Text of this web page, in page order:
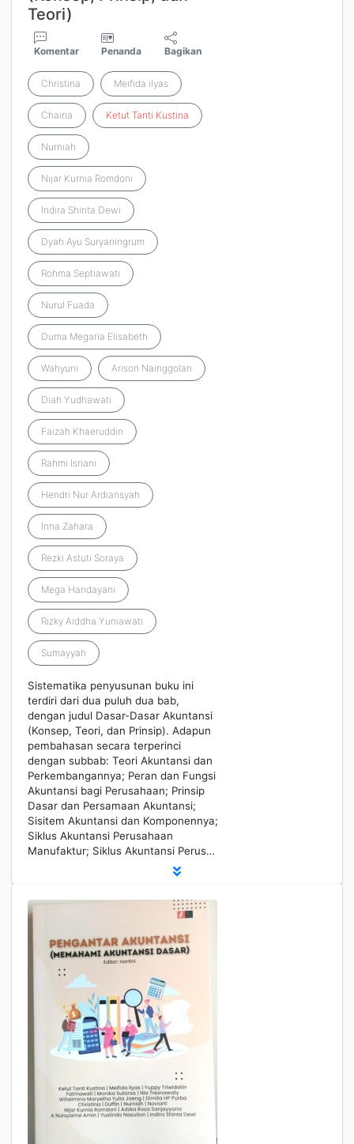
Teori)
Komentar Penanda Bagikan
Christina Meifida ilyas
Chairia Ketut Tanti Kustina
Nurniah
Nijar Kurnia Romdoni
Indira Shinta Dewi
Dyah Ayu Suryaningrum
Rohma Septiawati
Nurul Fuada
Duma Megaria Elisabeth
Wahyuni Arison Nainggolan
Diah Yudhawati
Faizah Khaeruddin
Rahmi Isriani
Hendri Nur Ardiansyah
Inna Zahara
Rezki Astuti Soraya
Mega Handayani
Rizky Aiddha Yuniawati
Sumayyah
Sistematika penyusunan buku ini
terdiri dari dua puluh dua bab,
dengan judul Dasar-Dasar Akuntansi
(Konsep, Teori, dan Prinsip). Adapun
pembahasan secara terperinci
dengan subbab: Teori Akuntansi dan
Perkembangannya; Peran dan Fungsi
Akuntansi bagi Perusahaan; Prinsip
Dasar dan Persamaan Akuntansi;
Sisitem Akuntansi dan Komponennya;
Siklus Akuntansi Perusahaan
Manufaktur; Siklus Akuntansi Perus…